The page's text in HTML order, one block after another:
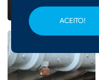
ACEITO!